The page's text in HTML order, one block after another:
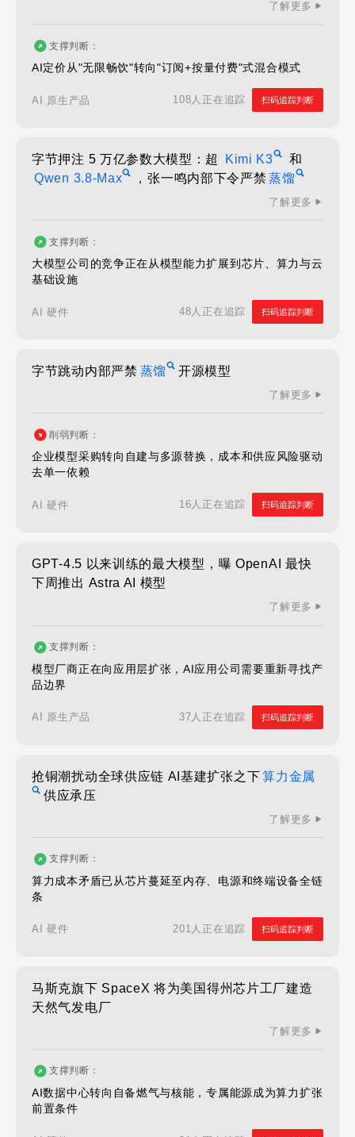
了解更多
支撑判断：
AI定价从"无限畅饮"转向"订阅+按量付费"式混合模式
AI 原生产品 108人正在追踪 扫码追踪判断
字节押注 5 万亿参数大模型：超 Kimi K3
和
Qwen 3.8-Max
，张一鸣内部下令严禁 蒸馏
了解更多
支撑判断：
大模型公司的竞争正在从模型能力扩展到芯片、算力与云
基础设施
AI 硬件 48人正在追踪 扫码追踪判断
字节跳动内部严禁 蒸馏 开源模型
了解更多
削弱判断：
企业模型采购转向自建与多源替换，成本和供应风险驱动
去单一依赖
AI 硬件 16人正在追踪 扫码追踪判断
GPT-4.5 以来训练的最大模型，曝 OpenAI 最快
下周推出 Astra AI 模型
了解更多
支撑判断：
模型厂商正在向应用层扩张，AI应用公司需要重新寻找产
品边界
AI 原生产品 37人正在追踪 扫码追踪判断
抢铜潮扰动全球供应链 AI基建扩张之下算力金属
供应承压
了解更多
支撑判断：
算力成本矛盾已从芯片蔓延至内存、电源和终端设备全链
条
AI 硬件 201人正在追踪 扫码追踪判断
马斯克旗下 SpaceX 将为美国得州芯片工厂建造
天然气发电厂
了解更多
支撑判断：
AI数据中心转向自备燃气与核能，专属能源成为算力扩张
前置条件